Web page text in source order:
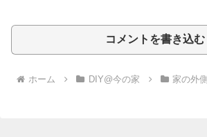
コメントを書き込む
ホーム DIY@今の家 家の外側